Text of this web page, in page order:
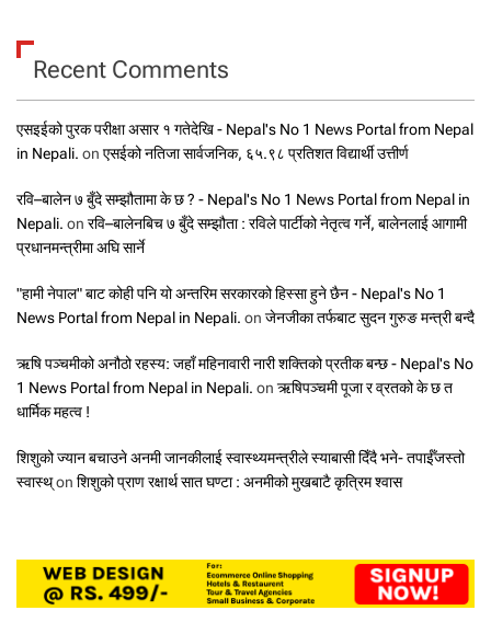
Recent Comments
एसइईको पुरक परीक्षा असार १ गतेदेखि - Nepal's No 1 News Portal from Nepal
in Nepali. on एसईको नतिजा सार्वजनिक, ६५.९८ प्रतिशत विद्यार्थी उत्तीर्ण
रवि–बालेन ७ बुँदे सम्झौतामा के छ ? - Nepal's No 1 News Portal from Nepal in
Nepali. on रवि–बालेनबिच ७ बुँदे सम्झौता : रविले पार्टीको नेतृत्व गर्ने, बालेनलाई आगामी
प्रधानमन्त्रीमा अघि सार्ने
"हामी नेपाल" बाट कोही पनि यो अन्तरिम सरकारको हिस्सा हुने छैन - Nepal's No 1
News Portal from Nepal in Nepali. on जेनजीका तर्फबाट सुदन गुरुङ मन्त्री बन्दै
ऋषि पञ्चमीको अनौठो रहस्य: जहाँ महिनावारी नारी शक्तिको प्रतीक बन्छ - Nepal's No
1 News Portal from Nepal in Nepali. on ऋषिपञ्चमी पूजा र व्रतको के छ त
धार्मिक महत्व !
शिशुको ज्यान बचाउने अनमी जानकीलाई स्वास्थ्यमन्त्रीले स्याबासी दिँदै भने- तपाईँजस्तो
स्वास्थ्on शिशुको प्राण रक्षार्थ सात घण्टा : अनमीको मुखबाटै कृत्रिम श्वास